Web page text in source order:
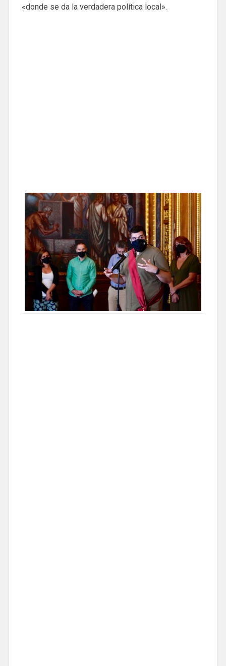
«donde se da la verdadera política local».